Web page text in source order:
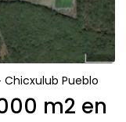
Chicxulub Pueblo
m2 en